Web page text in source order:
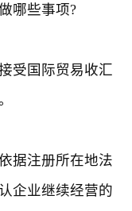
哪些事项?
受国际贸易收汇
据注册所在地法
企业继续经营的